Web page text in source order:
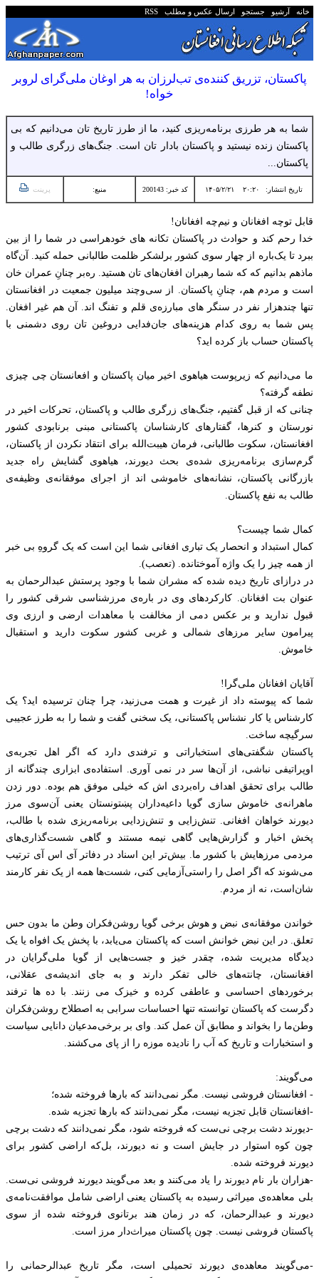
خانه آرشیو جستجو ارسال عکس و مطلب RSS
پاکستان، تزریق کننده‌ی تب‌لرزان به هر اوغان ملی‌گرای لر‌و‌بر
خواه!
شما به هر طرزی برنامه‌ریزی کنید، ما از طرز تاریخ تان می‌دانیم که بی
پاکستان زنده نیستید و پاکستان بادار تان‌ است. جنگ‌های زرگری طالب و
پاکستان...
تاریخ انتشار: ۲۰:۲۰ ۱۴۰۵/۲/۲۱ کد خبر: 200143 منبع: پرینت
قابل توچه افغانان و نیم‌چه‌ افغانان!
خدا رحم کند و حوادث در پاکستان تکانه های خودهراسی در شما را از بین
ببرد تا یک‌باره از چهار سوی کشور برلشکر ظلمت طالبانی حمله کنید. آن‌گاه
ماذهم بدانیم که که شما رهبران افغان‌های تان هستید.‌ ره‌بر چنانِ عمران خان
است و مردم هم، چنانِ پاکستان. از سی‌وچند میلیون جمعیت در افغانستان
تنها چندهزار نفر در سنگر های مبارزه‌ی قلم و تفنگ اند. آن هم غیر افغان.
پس شما به روی کدام هزینه‌های جان‌فدایی دروغین تان روی دشمنی با
پاکستان حساب باز کرده اید؟
ما می‌دانیم که زیرپوست هیاهوی اخیر میان پاکستان و افعانستان چی‌ چیزی
نطفه گرفته؟
چنانی که از قبل گفتیم، جنگ‌های زرگری طالب و پاکستان، تحرکات اخیر در
نورستان و کنرها، گفتارهای کارشناسان پاکستانی مبنی برنابودی کشور
افغانستان، سکوت طالبانی، فرمان هیبت‌‌الله برای انتقاد نکردن از پاکستان،
گرم‌سازی برنامه‌ریزی شده‌ی بحث دیورند، هیاهوی گشایش راه جدید
بازرگانی پاکستان، نشانه‌های خاموشی اند از اجرای موفقانه‌ی وظیفه‌ی
طالب به نفع پاکستان.
کمال شما چیست؟
کمال استبداد و انحصار یک تباری افغانی شما این است که یک گروهِ بی خبر
از همه چیز را یک واژه آموختانده. (تعصب).
در درازای تاریخ دیده شده که مشران شما با وجود پرستش عبدالرحمان به
عنوان بت افغانان. کارکردهای وی در باره‌ی مرز‌شناسی شرقی کشور را
قبول ندارید و بر عکس دمی از مخالفت با معاهدات ارضی و ارزی وی
پیرامون سایر مرزهای شمالی و غربی کشور سکوت دارید و استقبال
خاموش.
آقایان افغانان ملی‌گرا!
شما که پیوسته داد از غیرت و همت می‌زنید، چرا چنان ترسیده اید؟ یک
کارشناس یا کار نشناس پاکستانی، یک سخنی گفت و شما را به طرز عجیبی
سرگیچه ساخت.
پاکستان شگفتی‌های استخباراتی و ترفندی دارد که اگر اهل تجربه‌ی
اوپراتیفی نباشی، از آن‌ها سر در نمی آوری. استفاده‌ی ابزاری چندگانه از
طالب برای تحقق اهداف راه‌بردی اش که خیلی موفق هم بوده. دور زدن
ماهرانه‌ی خاموش سازی گویا داعیه‌داران پښتونستان یعنی آن‌سوی مرز
دیورند خواهان افغانی. تنش‌‌‌زایی و تنش‌‌‌زدایی برنامه‌ریزی شده با طالب،
پخش اخبار و گزارش‌هایی گاهی نیمه مستند و گاهی شست‌گذاری‌های
مردمی مرزهایش با کشور ما. بیش‌تر این اسناد در دفاتر آی اس آی ترتیب
می‌‌شوند که اگر اصل را راستی‌‌آزمایی کنی، شست‌ها همه از یک نفر کارمند
شان‌است، نه از مردم.
خواندن موفقانه‌‌ی نبض و هوش برخی گویا روشن‌فکران وطن ما بدون حس
تعلق. در این نبض خوانش‌ است که پاکستان می‌یابد، با پخش یک افواه یا یک
دیدگاه مدیریت شده، چقدر خیز و جست‌هایی از گویا ملی‌گرایان در
افغانستان، چانته‌های خالی تفکر دارند و به جای اندیشه‌ی عقلانی،
برخوردهای احساسی و عاطفی کرده و خیزک می زنند. با ده ها ترفند
دگرست که پاکستان توانسته تنها احساسات سرابی به اصطلاح روشن‌فکران
وطن‌ما را بخواند و مطابق آن عمل کند. وای بر برخی‌مدعیان دانایی سیاست
و استخبارات و تاریخ که آب را نادیده موزه را از پای می‌کشند.
می‌گویند:
- افغانستان فروشی نیست. مگر نمی‌دانند که بارها فروخته شده؛
-افغانستان قابل تجزیه نیست، مگر نمی‌دانند که بارها تجزیه شده.
-دیورند دشت برچی نی‌ست که فروخته شود، مگر نمی‌دانند که دشت برچی
چون کوه استوار در جایش است و نه دیورند، بل‌که اراضی کشور برای
دیورند فروخته شده.
-هزاران بار نام دیورند را یاد می‌کنند و ‌بعد می‌‌گویند دیورند فروشی نی‌ست.
بلی معاهده‌ی میراثی رسیده به پاکستان یعنی اراضی شامل موافقت‌نامه‌ی
دیورند و عبدالرحمان، که در زمان هند برتانوی فروخته شده از سوی
پاکستان فروشی نیست. چون پاکستان میراث‌‌دار مرز‌ است.
-می‌گویند معاهده‌ی دیورند تحمیلی‌ است،‌ مگر تاریخ عبدالرحمانی را